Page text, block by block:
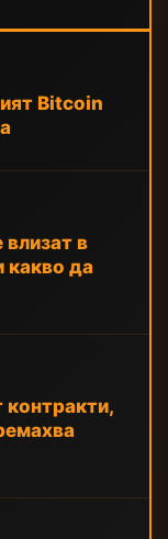
Bitcoin
в
какво да